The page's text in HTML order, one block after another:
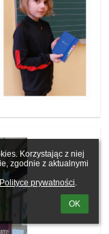
Korzystając z niej
zgodnie z aktualnymi
Polityce prywatności.
OK